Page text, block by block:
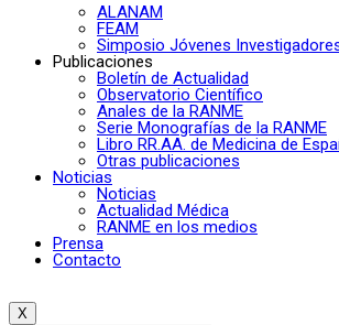
ALANAM
FEAM
Simposio Jóvenes
Publicaciones
Boletín de Actualidad
Observatorio Científico
Anales de la RANME
Serie Monografías de la RANME
Libro RR.AA. de Medicina de
Otras publicaciones
Noticias
Noticias
Actualidad Médica
RANME en los medios
Prensa
Contacto
X